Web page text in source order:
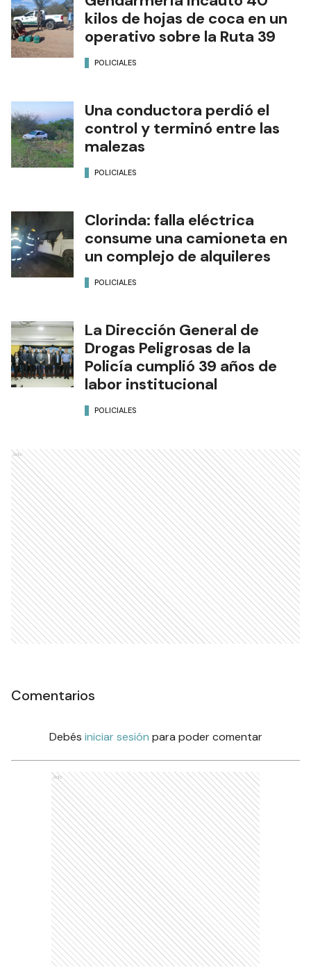
kilos de hojas de coca en un
operativo sobre la Ruta 39
POLICIALES
Una conductora perdió el
control y terminó entre las
malezas
POLICIALES
Clorinda: falla eléctrica
consume una camioneta en
un complejo de alquileres
POLICIALES
La Dirección General de
Drogas Peligrosas de la
Policía cumplió 39 años de
labor institucional
POLICIALES
Ads
Comentarios
Debés iniciar sesión para poder comentar
Ads